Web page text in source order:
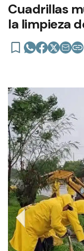
Cuadrillas
la limpieza